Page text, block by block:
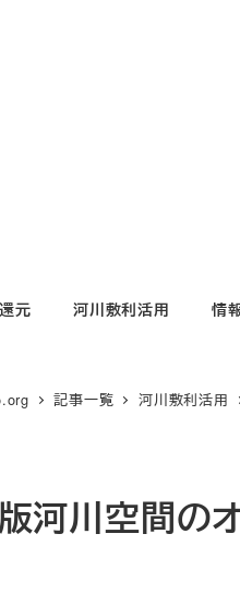
元 河川敷利活用 情
記事一覧 河川敷利活用
版河川空間